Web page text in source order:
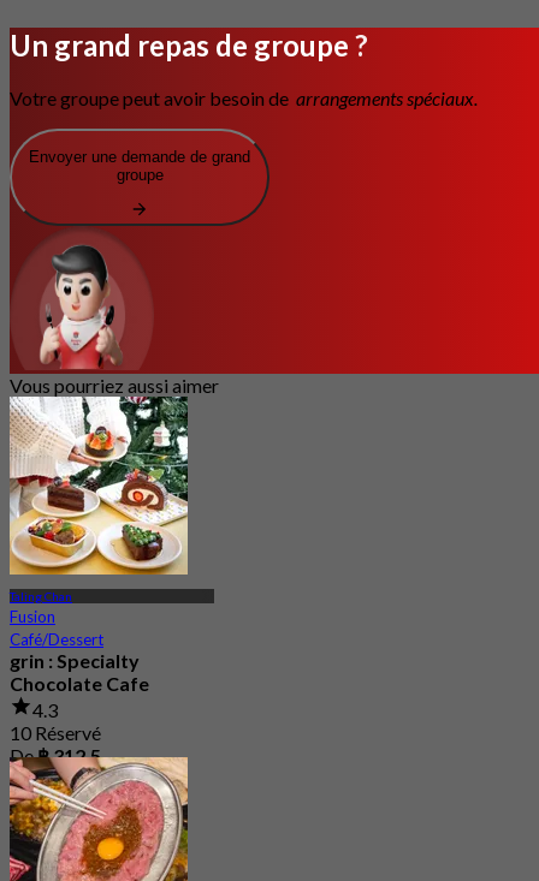
Un grand repas de groupe ?
Votre groupe peut avoir besoin de arrangements spéciaux.
Envoyer une demande de grand
groupe
Vous pourriez aussi aimer
Taling Chan
Fusion
Café/Dessert
grin : Specialty
Chocolate Cafe
4.3
10 Réservé
De฿ 312.5